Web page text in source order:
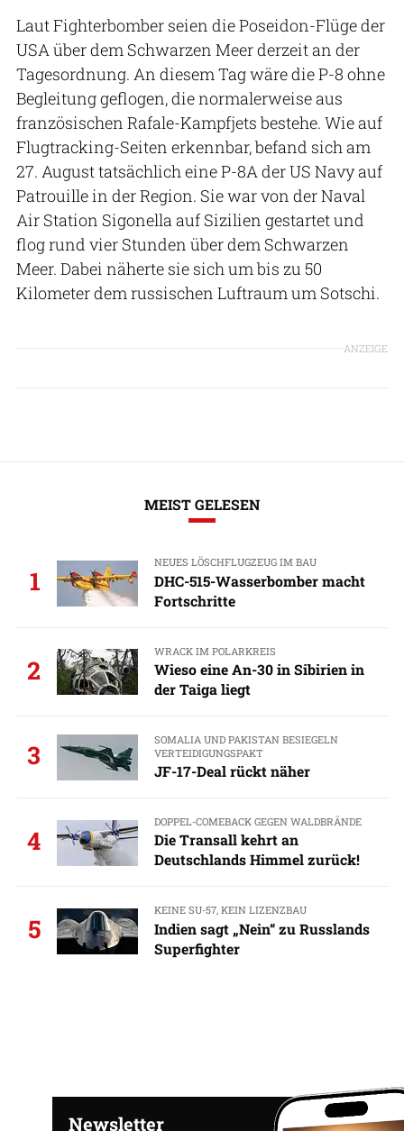
Laut Fighterbomber seien die Poseidon-Flüge der
USA über dem Schwarzen Meer derzeit an der
Tagesordnung. An diesem Tag wäre die P-8 ohne
Begleitung geflogen, die normalerweise aus
französischen Rafale-Kampfjets bestehe. Wie auf
Flugtracking-Seiten erkennbar, befand sich am
27. August tatsächlich eine P-8A der US Navy auf
Patrouille in der Region. Sie war von der Naval
Air Station Sigonella auf Sizilien gestartet und
flog rund vier Stunden über dem Schwarzen
Meer. Dabei näherte sie sich um bis zu 50
Kilometer dem russischen Luftraum um Sotschi.
ANZEIGE
MEIST GELESEN
1
NEUES LÖSCHFLUGZEUG IM BAU
DHC-515-Wasserbomber macht
Fortschritte
2
WRACK IM POLARKREIS
Wieso eine An-30 in Sibirien in
der Taiga liegt
3
SOMALIA UND PAKISTAN BESIEGELN
VERTEIDIGUNGSPAKT
JF-17-Deal rückt näher
4
DOPPEL-COMEBACK GEGEN WALDBRÄNDE
Die Transall kehrt an
Deutschlands Himmel zurück!
5
KEINE SU-57, KEIN LIZENZBAU
Indien sagt „Nein“ zu Russlands
Superfighter
Newsletter